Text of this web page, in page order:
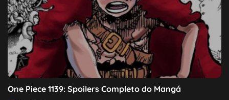
One Piece 1139: Spoilers Completo do Mangá